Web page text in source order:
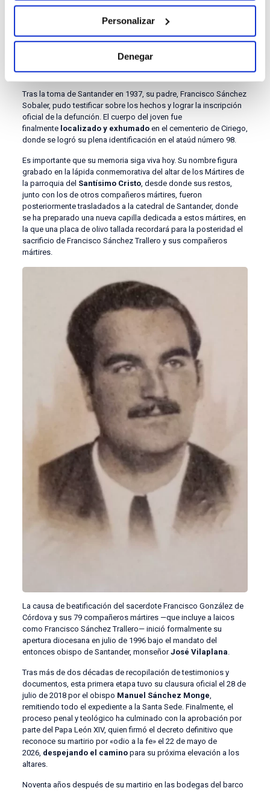
Personalizar
Denegar
de esperanza y exhortar a sus compañeros a mantenerse fuertes
en la fe. Poco después, las milicias
abrieron fuego a
con fusiles y ametralladoras, lanzando también
bombas de mano al interior de la bodega. Sánchez
cayó asesinado junto a decenas de prisioneros
entre ellos el sacerdote Francisco González de Córdova. Era
solo la primera fasede la masacre.
Tras la toma de Santander en 1937, su padre, Francisco Sánchez
Sobaler, pudo testificar sobre los hechos y lograr la inscripción
oficial de la defunción. El cuerpo del joven fue
finalmente localizado y exhumadoen el cementerio de Ciriego,
donde se logró su plena identificación en el ataúd número 98.
Es importante que su memoria siga viva hoy. Su nombre figura
grabado en la lápida conmemorativa del altar de los Mártires de
la parroquia del Santísimo Cristo, desde donde sus restos,
junto con los de otros compañeros mártires, fueron
posteriormente trasladados a la catedral de Santander, donde
se ha preparado una nueva capilla dedicada a estos mártires, en
la que una placa de olivo tallada recordará para la posteridad el
sacrificio de Francisco Sánchez Trallero y sus compañeros
mártires.
La causa de beatificación del sacerdote Francisco González de
Córdova y sus 79 compañeros mártires —que incluye a laicos
como Francisco Sánchez Trallero— inició formalmente su
apertura diocesana en julio de 1996 bajo el mandato del
entonces obispo de Santander, monseñorJosé Vilaplana.
Tras más de dos décadas de recopilación de testimonios y
documentos, esta primera etapa tuvo su clausura oficial el 28 de
julio de 2018 por el obispo Manuel Sánchez Monge,
remitiendo todo el expediente a la Santa Sede. Finalmente, el
proceso penal y teológico ha culminado con la aprobación por
parte del Papa León XIV, quien firmó el decreto definitivo que
reconoce su martirio por «odio a la fe» el 22 de mayo de
2026, despejando el camino para su próxima elevación a los
altares.
Noventa años después de su martirio en las bodegas del barco